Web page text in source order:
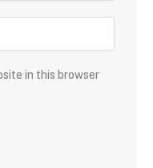
in this browser